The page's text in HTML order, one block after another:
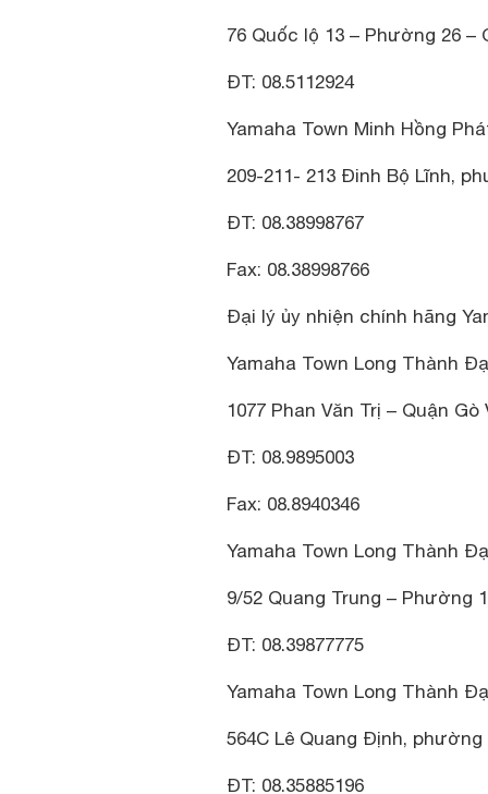
76 Quốc lộ 13 – Phường 26 –
ĐT: 08.5112924
Yamaha Town Minh Hồng
209-211- 213 Đinh Bộ Lĩnh,
ĐT: 08.38998767
Fax: 08.38998766
Đại lý ủy nhiện chính hãng
Yamaha Town Long Thành
1077 Phan Văn Trị – Quận Gò
ĐT: 08.9895003
Fax: 08.8940346
Yamaha Town Long Thành
9/52 Quang Trung – Phường
ĐT: 08.39877775
Yamaha Town Long Thành
564C Lê Quang Định,
ĐT: 08.35885196